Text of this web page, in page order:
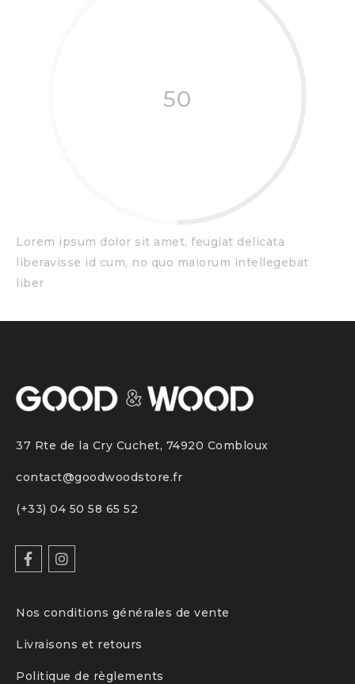
50
Lorem ipsum dolor sit amet, feugiat delicata
liberavisse id cum, no quo maiorum intellegebat
liber
37 Rte de la Cry Cuchet, 74920 Combloux
contact@goodwoodstore.fr
(+33) 04 50 58 65 52
Nos conditions générales de vente
Livraisons et retours
Politique de règlements